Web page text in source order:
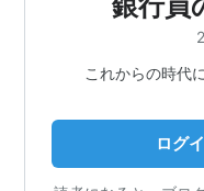
これからの時代
ログ